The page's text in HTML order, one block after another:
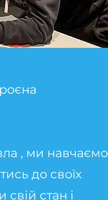
, ми навчаємо
до своїх
стан і